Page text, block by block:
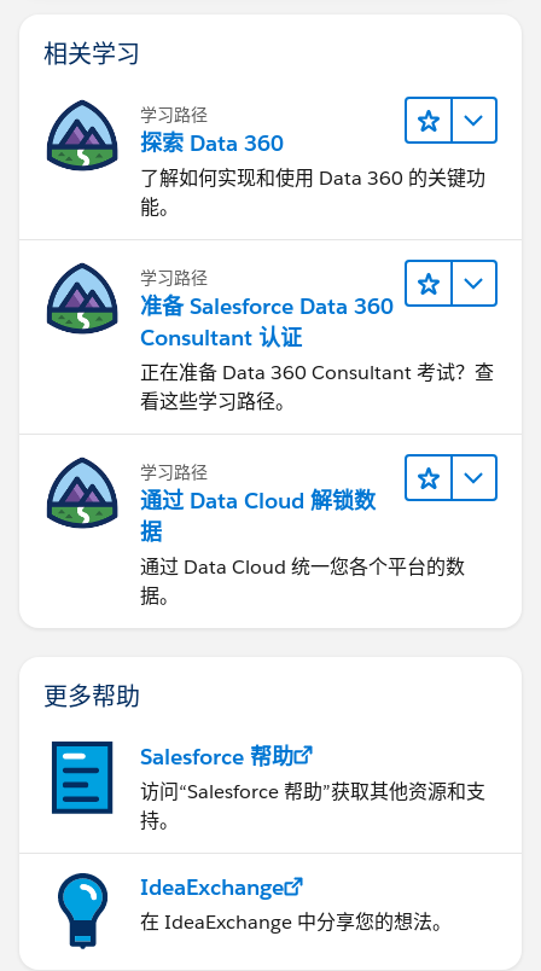
相关学习
学习路径
探索 Data 360
了解如何实现和使用 Data 360 的关键功
能。
学习路径
准备 Salesforce Data 360
Consultant 认证
正在准备 Data 360 Consultant 考试？查
看这些学习路径。
学习路径
通过 Data Cloud 解锁数
据
通过 Data Cloud 统一您各个平台的数
据。
更多帮助
Salesforce 帮助
访问“Salesforce 帮助”获取其他资源和支
持。
IdeaExchange
在 IdeaExchange 中分享您的想法。